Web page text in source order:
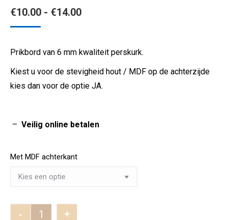
€10.00 - €14.00Prijsklasse:
€14.00
Prikbord van 6 mm kwaliteit perskurk.
Kiest u voor de stevigheid hout / MDF op de achterzijde
kies dan voor de optie JA.
– Veilig online betalen
Met MDF achterkant
- +